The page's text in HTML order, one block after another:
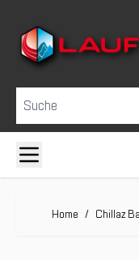
Suche
Home / Chillaz